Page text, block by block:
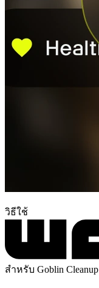
วิธีใช้
สำหรับ Goblin Cleanup